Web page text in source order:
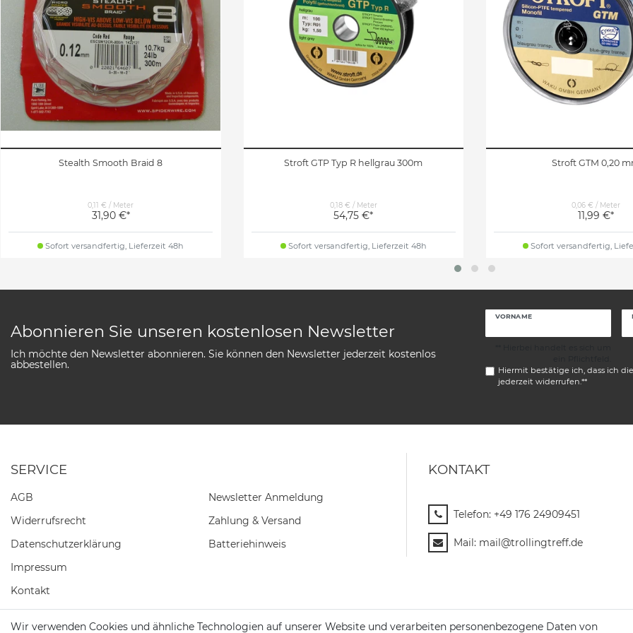
Stealth Smooth Braid 8
0,11 € / Meter
31,90 €*
Sofort versandfertig, Lieferzeit 48h
Stroft GTP Typ R hellgrau 300m
0,18 € / Meter
54,75 €*
Sofort versandfertig, Lieferzeit 48h
Stroft GTM 0,20
0,06 € / Meter
11,99 €*
Sofort versandfertig,
Abonnieren Sie unseren kostenlosen Newsletter
Ich möchte den Newsletter abonnieren. Sie können den Newsletter jederzeit kostenlos
abbestellen.
VORNAME
Hiermit bestätige ich, dass ich die
jederzeit widerrufen.**
SERVICE
AGB
Widerrufs­recht
Daten­schutz­erklärung
Impressum
Kontakt
Barrierefreiheitserklärung
Newsletter Anmeldung
Zahlung & Versand
Batteriehinweis
KONTAKT
Telefon: +49 176 24909451
Mail: mail@trollingtreff.de
Wir verwenden Cookies und ähnliche Technologien auf unserer Website und verarbeiten personenbezogene Daten von